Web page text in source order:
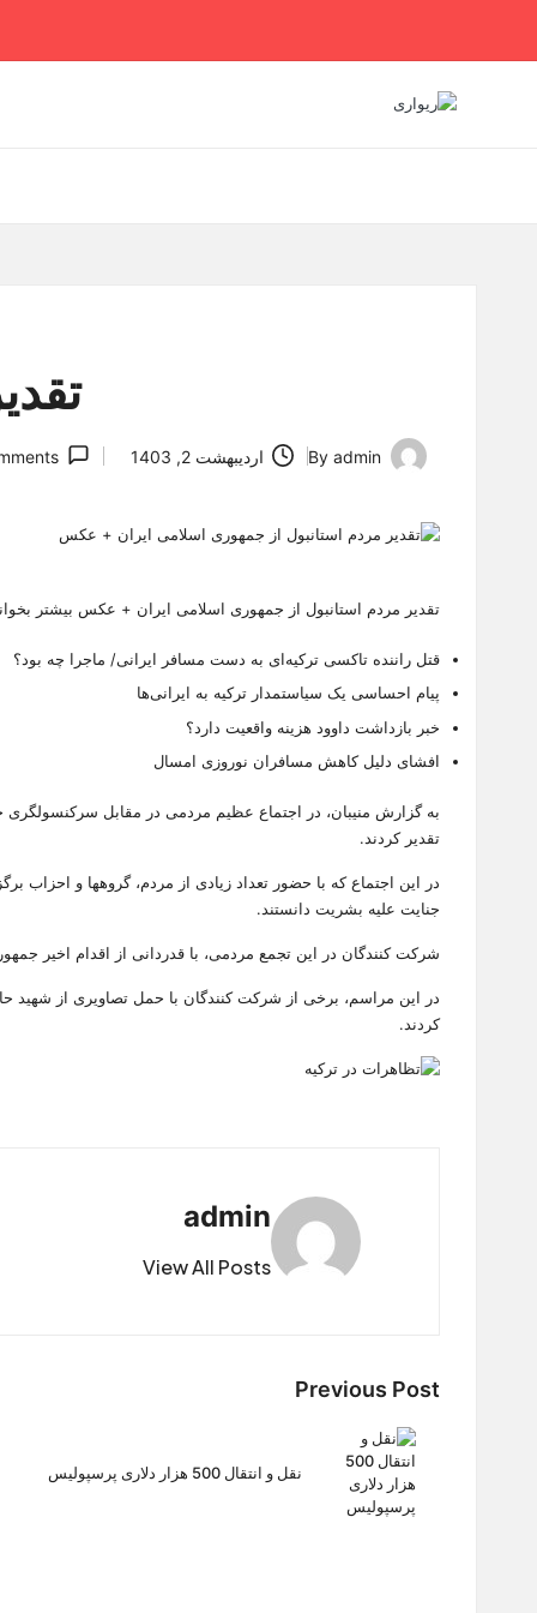
Skip
Posted
By admin اردیبهشت 2, 1403
تقدیر مردم استانبول از جمهوری اسلامی ایران + عکس بیشتر
قتل راننده تاکسی ترکیه‌ای به دست مسافر ایرانی/ ماجرا چه بود؟
پیام احساسی یک سیاستمدار ترکیه به ایرانی‌ها
خبر بازداشت داوود هزینه واقعیت دارد؟
افشای دلیل کاهش مسافران نوروزی امسال
به گزارش منیبان، در ا‌جتماع عظیم مردمی در مقابل سرکنسولگری
تقدیر کردند.
در این اجتماع که با حضور تعداد زیادی از مردم، گروهها و
جنایت علیه بشریت دانستند.
شرکت کنندگان در این تجمع مردمی، با قدردانی از اقدام اخیر
در این مراسم، برخی از شرکت کنندگان با حمل تصاویری از
کردند.
admin
View All Posts
Post
navigation
Previous Post
نقل و انتقال 500 هزار دلاری پرسپولیس